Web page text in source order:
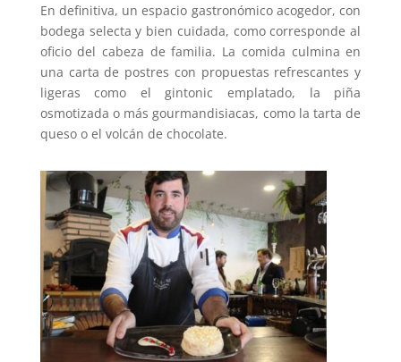
En definitiva, un espacio gastronómico acogedor, con
bodega selecta y bien cuidada, como corresponde al
oficio del cabeza de familia. La comida culmina en
una carta de postres con propuestas refrescantes y
ligeras como el gintonic emplatado, la piña
osmotizada o más gourmandisiacas, como la tarta de
queso o el volcán de chocolate.